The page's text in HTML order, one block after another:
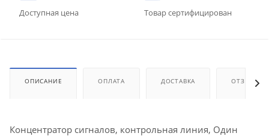
Доступная цена Товар сертифицирован
ОПИСАНИЕ ОПЛАТА ДОСТАВКА ОТЗЫВЫ
Концентратор сигналов, контрольная линия, Один